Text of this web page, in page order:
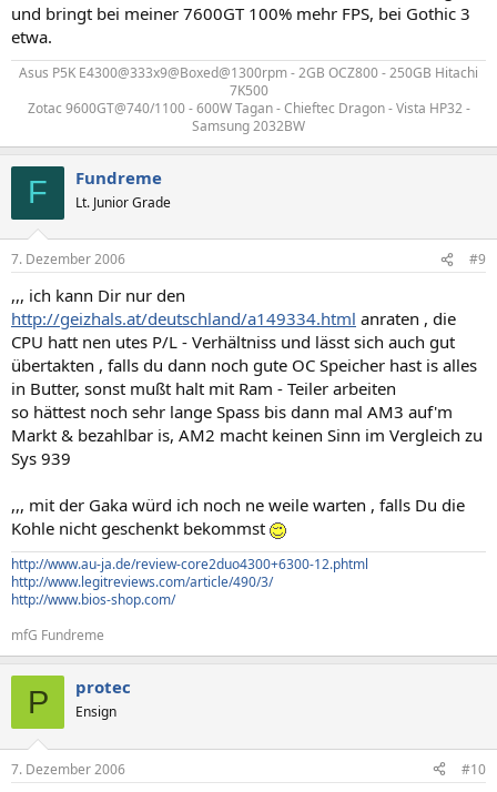
und bringt bei meiner 7600GT 100% mehr FPS, bei Gothic 3
etwa.
Asus P5K E4300@333x9@Boxed@1300rpm - 2GB OCZ800 - 250GB Hitachi
7K500
Zotac 9600GT@740/1100 - 600W Tagan - Chieftec Dragon - Vista HP32 -
Samsung 2032BW​
F Fundreme
Lt. Junior Grade
7. Dezember 2006 #9
,,, ich kann Dir nur den
http://geizhals.at/deutschland/a149334.html anraten , die
CPU hatt nen utes P/L - Verhältniss und lässt sich auch gut
übertakten , falls du dann noch gute OC Speicher hast is alles
in Butter, sonst mußt halt mit Ram - Teiler arbeiten
so hättest noch sehr lange Spass bis dann mal AM3 auf'm
Markt & bezahlbar is, AM2 macht keinen Sinn im Vergleich zu
Sys 939
,,, mit der Gaka würd ich noch ne weile warten , falls Du die
Kohle nicht geschenkt bekommst
http://www.au-ja.de/review-core2duo4300+6300-12.phtml
http://www.legitreviews.com/article/490/3/
http://www.bios-shop.com/
mfG Fundreme
P protec
Ensign
7. Dezember 2006 #10